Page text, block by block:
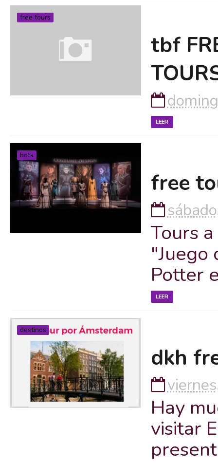
free tours
tbf
LEER
bots
free
Tours
"Juego
Potter
LEER
destinos
dkh
Hay
visitar